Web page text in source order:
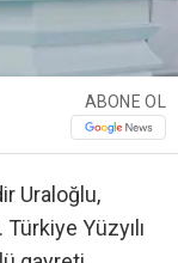
ABONE OL
Uraloğlu,
Yüzyılı